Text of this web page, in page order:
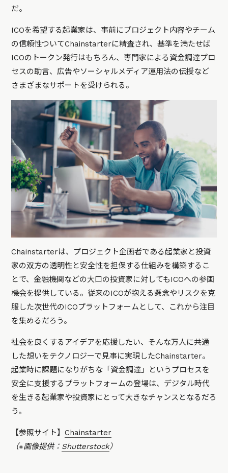
だ。
ICOを希望する起業家は、事前にプロジェクト内容やチーム
の信頼性ついてChainstarterに精査され、基準を満たせば
ICOのトークン発行はもちろん、専門家による資金調達プロ
セスの助言、広告やソーシャルメディア運用法の伝授など
さまざまなサポートを受けられる。
Chainstarterは、プロジェクト企画者である起業家と投資
家の双方の透明性と安全性を担保する仕組みを構築するこ
とで、金融機関などの大口の投資家に対してもICOへの参画
機会を提供している。従来のICOが抱える懸念やリスクを克
服した次世代のICOプラットフォームとして、これから注目
を集めるだろう。
社会を良くするアイデアを応援したい、そんな万人に共通
した想いをテクノロジーで見事に実現したChainstarter。
起業時に課題になりがちな「資金調達」というプロセスを
安全に支援するプラットフォームの登場は、デジタル時代
を生きる起業家や投資家にとって大きなチャンスとなるだろ
う。
【参照サイト】Chainstarter
（※画像提供： Shutterstock）